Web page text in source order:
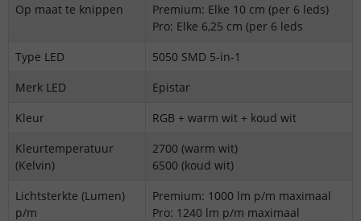
Op maat te knippen
Premium: Elke 10 cm (per 6 leds)
Pro: Elke 6,25 cm (per 6 leds
Type LED
5050 SMD 5-in-1
Merk LED
Epistar
Kleur
RGB + warm wit + koud wit
Kleurtemperatuur
(Kelvin)
2700 (warm wit)
6500 (koud wit)
Lichtsterkte (Lumen)
p/m
Premium: 1000 lm p/m maximaal
Pro: 1240 lm p/m maximaal